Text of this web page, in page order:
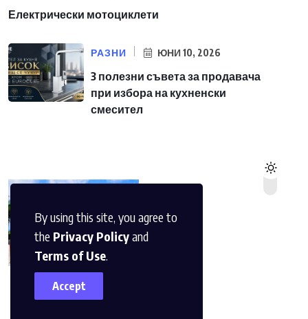
By using this site, you agree to
the Privacy Policyand
Terms of Use.
Accept
Електрически мотоциклети
РАЗНИ ЮНИ 10, 2026
3 полезни съвета за продавача
при избора на кухненски
смесител